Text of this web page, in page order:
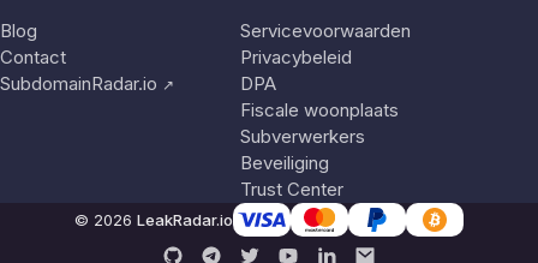
Blog
Contact
SubdomainRadar.io ↗
Servicevoorwaarden
Privacybeleid
DPA
Fiscale woonplaats
Subverwerkers
Beveiliging
Trust Center
© 2026 LeakRadar.io